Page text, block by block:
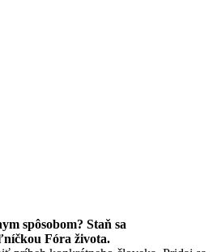
spôsobom? Staň sa
Fóra života.